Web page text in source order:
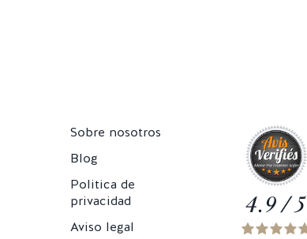
Sobre nosotros
Blog
Politica de
privacidad
Aviso legal
4.9 / 5